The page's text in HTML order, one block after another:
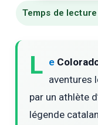
L e
aventures
par un athlète
légende